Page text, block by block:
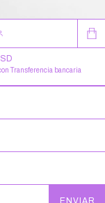
Transferencia bancaria